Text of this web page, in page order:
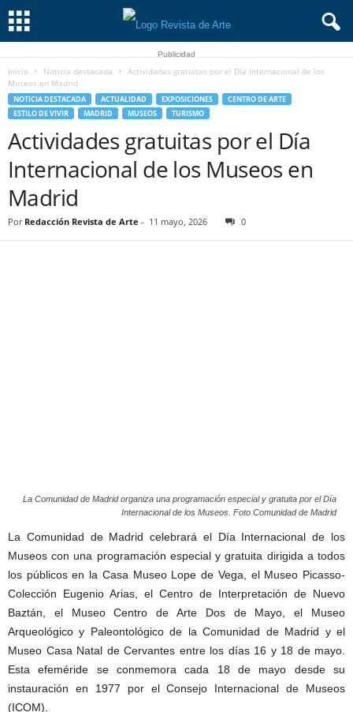
Publicidad
Inicio Noticia destacada
Actividades gratuitas por el Día Internacional de los
Museos en Madrid
NOTICIA DESTACADA ACTUALIDAD EXPOSICIONES
CENTRO DE ARTE
ESTILO DE VIVIR
MADRID MUSEOS TURISMO
Actividades gratuitas por el Día
Internacional de los Museos en
Madrid
Por Redacción Revista de Arte - 11 mayo, 2026 0
La Comunidad de Madrid organiza una programación especial y gratuita por el Día
Internacional de los Museos. Foto Comunidad de Madrid
La Comunidad de Madrid celebrará el Día Internacional de los
Museos con una programación especial y gratuita dirigida a todos
los públicos en la Casa Museo Lope de Vega, el Museo Picasso-
Colección Eugenio Arias, el Centro de Interpretación de Nuevo
Baztán, el Museo Centro de Arte Dos de Mayo, el Museo
Arqueológico y Paleontológico de la Comunidad de Madrid y el
Museo Casa Natal de Cervantes entre los días 16 y 18 de mayo.
Esta efeméride se conmemora cada 18 de mayo desde su
instauración en 1977 por el Consejo Internacional de Museos
(ICOM).